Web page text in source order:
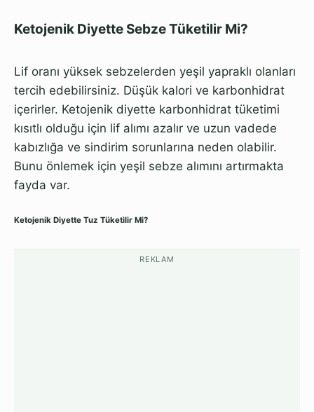
Ketojenik Diyette Sebze Tüketilir Mi?
Lif oranı yüksek sebzelerden yeşil yapraklı olanları
tercih edebilirsiniz. Düşük kalori ve karbonhidrat
içerirler. Ketojenik diyette karbonhidrat tüketimi
kısıtlı olduğu için lif alımı azalır ve uzun vadede
kabızlığa ve sindirim sorunlarına neden olabilir.
Bunu önlemek için yeşil sebze alımını artırmakta
fayda var.
Ketojenik Diyette Tuz Tüketilir Mi?
REKLAM